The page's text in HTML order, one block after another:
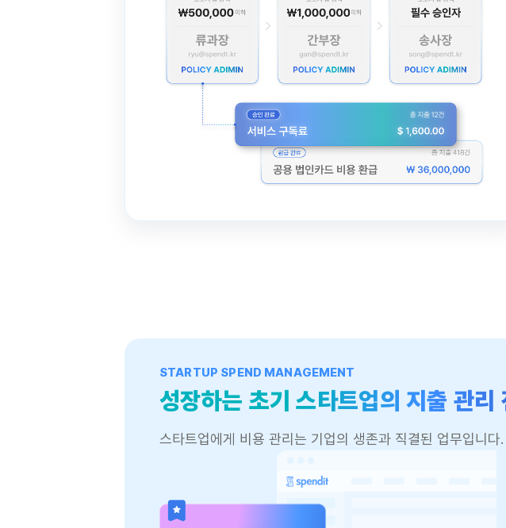
STARTUP SPEND MANAGEMENT
성장하는 초기 스타트업의 지출 관리
스타트업에게 비용 관리는 기업의 생존과 직결된 업무입니다.